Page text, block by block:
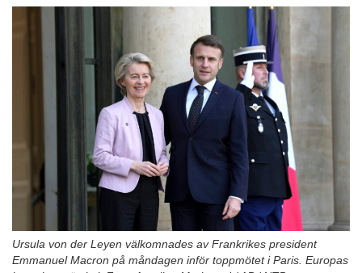
Ursula von der Leyen välkomnades av Frankrikes president
Emmanuel Macron på måndagen inför toppmötet i Paris. Europas